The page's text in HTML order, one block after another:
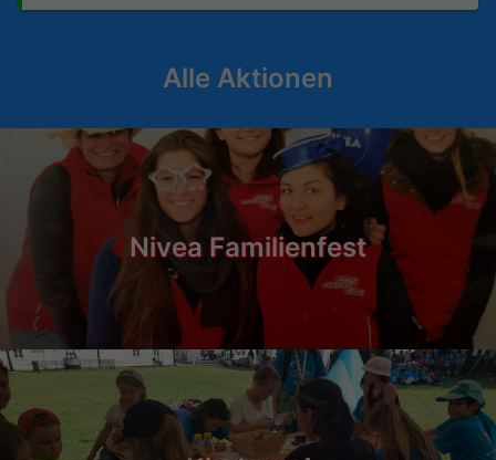
Alle Aktionen
Nivea Familienfest